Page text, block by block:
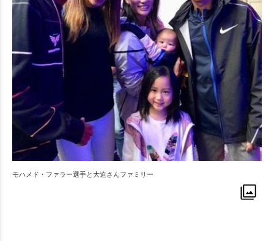
モハメド・ファラー選手と大迫さんファミリー